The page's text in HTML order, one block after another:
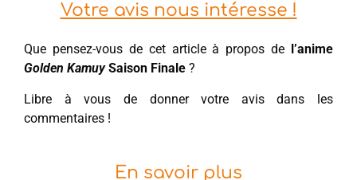
Votre avis nous intéresse !
Que pensez-vous de cet article à propos de l’anime
Golden KamuySaison Finale ?
Libre à vous de donner votre avis dans les
commentaires !
En savoir plus